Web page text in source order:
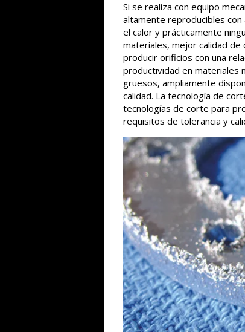
Si se realiza con equipo
altamente reproducibles
el calor y prácticamente
materiales, mejor calidad de
producir orificios con una
productividad en materiales
gruesos, ampliamente
calidad. La tecnología de
tecnologías de corte para
requisitos de tolerancia y